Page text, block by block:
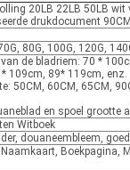
20LB 22LB 50LB
drukdocument
80G, 100G, 120G,
van de bladriem: 70 *
109cm, 89* 119cm, enz.
50CM, 60CM, 65CM,
en spoel grootte
Witboek
douaneembleem,
Boekpagina,